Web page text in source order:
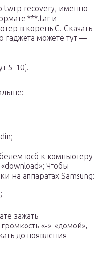
twrp recovery, именно
***.tar и
в корень С. Скачать
гаджета можете тут —
5-10).
юсб к компьютеру
Чтобы
на аппаратах Samsung:
зажать
«-», «домой»,
до появления